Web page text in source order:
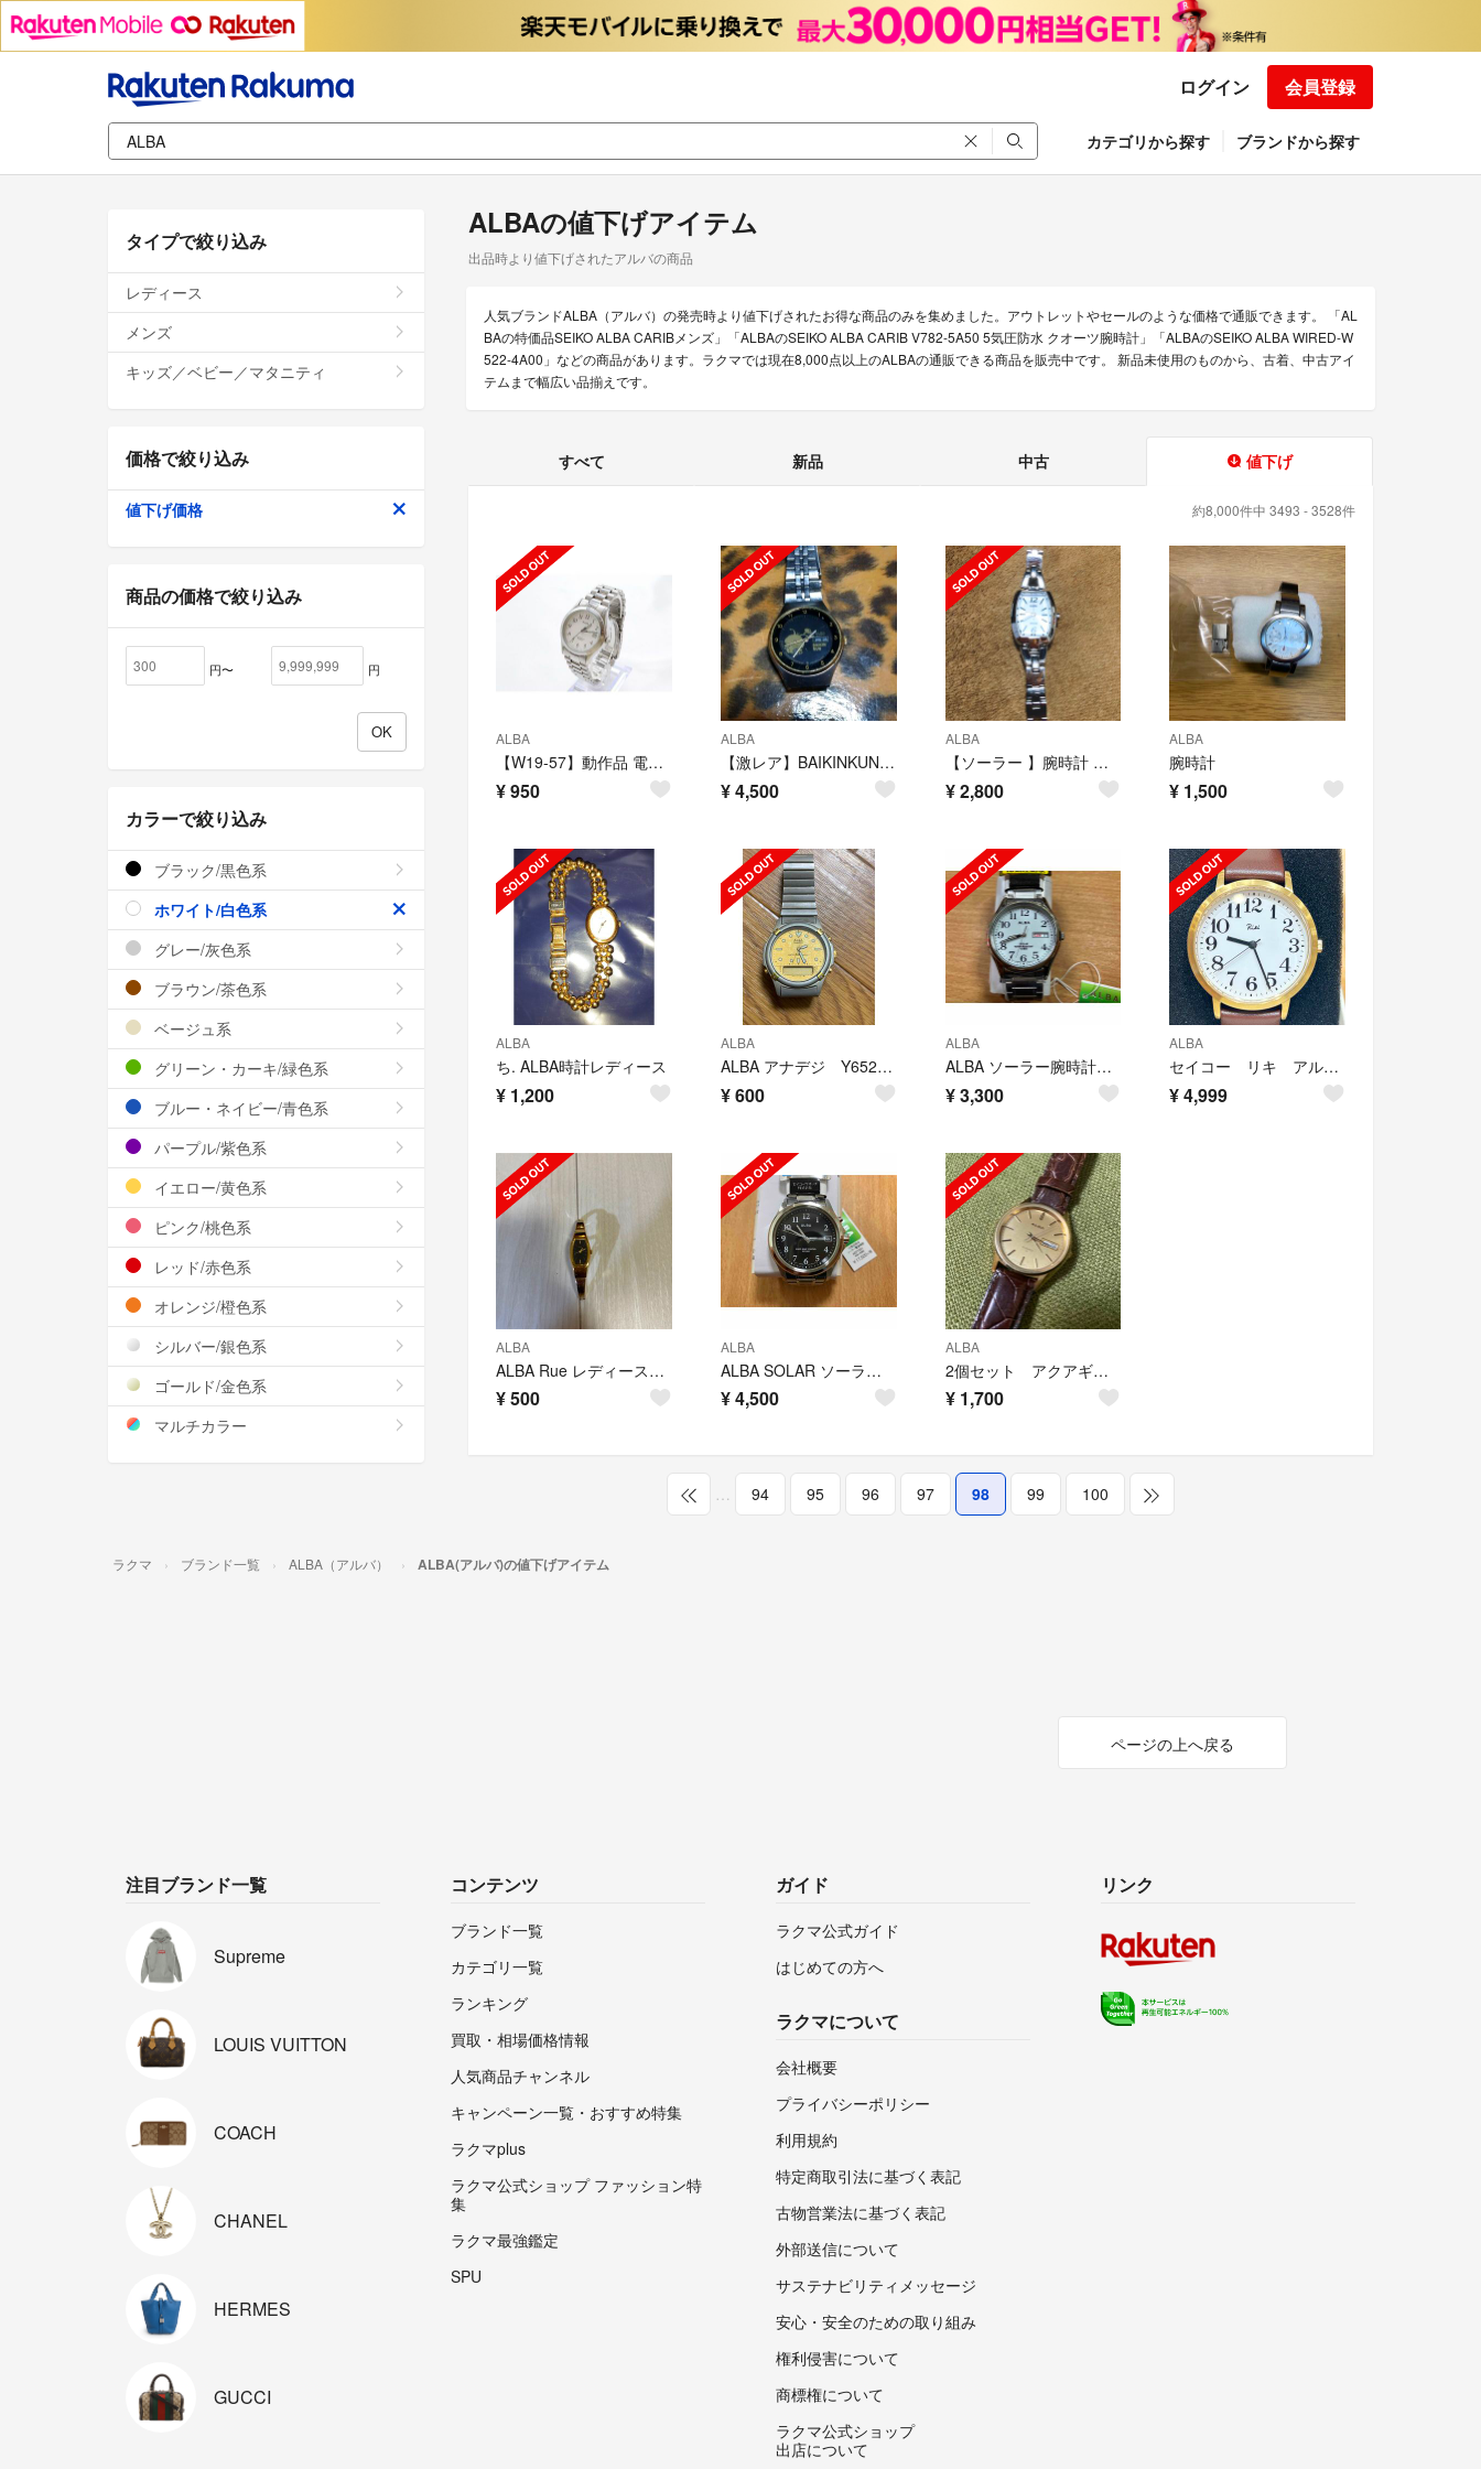
ログイン 会員登録
カテゴリから探す ブランドから探す
ALBAの値下げアイテム
出品時より値下げされたアルバの商品
人気ブランドALBA（アルバ）の発売時より値下げされたお得な商品のみを集めました。アウトレットやセールのような価格で通販できます。 「AL
BAの特価品SEIKO ALBA CARIBメンズ」「ALBAのSEIKO ALBA CARIB V782-5A50 5気圧防水 クオーツ腕時計」「ALBAのSEIKO ALBA WIRED-W
522-4A00」などの商品があります。ラクマでは現在8,000点以上のALBAの通販できる商品を販売中です。 新品未使用のものから、古着、中古アイ
テムまで幅広い品揃えです。
すべて 新品 中古 値下げ
約8,000件中 3493 - 3528件
ALBA
【W19-57】動作品 電池交換済 セイコー アルバ 腕時計 7N32-K004
¥950
ALBA
【激レア】BAIKINKUN バイキンくん SEIKO ALBA 腕時計
¥4,500
ALBA
【ソーラー 】腕時計 レディース SEIKO ALBA
¥2,800
ALBA
腕時計
¥ 1,500
ALBA
ち. ALBA時計レディース
¥ 1,200
ALBA
ALBA アナデジ Y652-9060 ジャンク
¥600
ALBA
ALBA ソーラー腕時計 AEFD565
¥3,300
ALBA
セイコー リキ アルバ 腕時計 見やすい 数字 皮ベルト 白文字盤
¥4,999
ALBA
ALBA Rue レディース腕時計 ステンレス ゴールド系
¥500
ALBA
ALBA SOLAR ソーラー電波時計 AEFY501
¥4,500
ALBA
2個セット アクアギア&アルバ SEIKO グランドクオーツ型腕時計
¥ 1,700
94 95 96 97 98 99 100
タイプで絞り込み
レディース
メンズ
キッズ／ベビー／マタニティ
価格で絞り込み
値下げ価格
商品の価格で絞り込み
円〜 円
カラーで絞り込み
ブラック/黒色系
ホワイト/白色系
グレー/灰色系
ブラウン/茶色系
ベージュ系
グリーン・カーキ/緑色系
ブルー・ネイビー/青色系
パープル/紫色系
イエロー/黄色系
ピンク/桃色系
レッド/赤色系
オレンジ/橙色系
シルバー/銀色系
ゴールド/金色系
マルチカラー
ラクマ ブランド一覧 ALBA（アルバ） ALBA(アルバ)の値下げアイテム
ページの上へ戻る
注目ブランド一覧
Supreme
LOUIS VUITTON
COACH
CHANEL
HERMES
GUCCI
コンテンツ
ブランド一覧
カテゴリ一覧
ランキング
買取・相場価格情報
人気商品チャンネル
キャンペーン一覧・おすすめ特集
ラクマplus
ラクマ公式ショップ ファッション特
集
ラクマ最強鑑定
SPU
ガイド
ラクマ公式ガイド
はじめての方へ
ラクマについて
会社概要
プライバシーポリシー
利用規約
特定商取引法に基づく表記
古物営業法に基づく表記
外部送信について
サステナビリティメッセージ
安心・安全のための取り組み
権利侵害について
商標権について
ラクマ公式ショップ
出店について
リンク